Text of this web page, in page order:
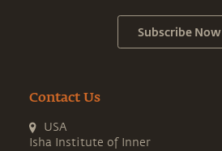
Subscribe Now
Contact Us
USA
Isha Institute of Inner